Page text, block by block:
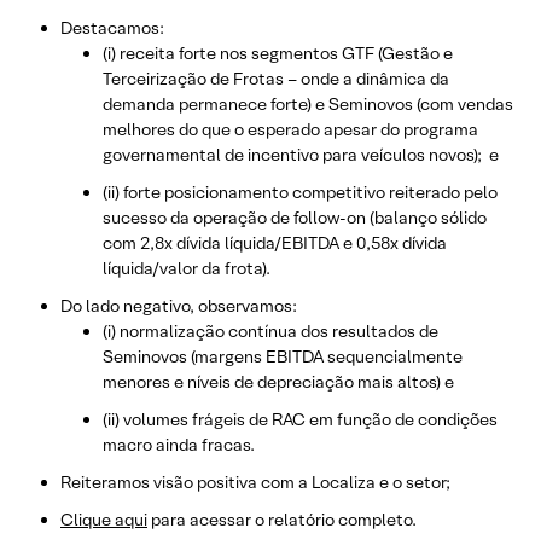
Destacamos:
(i) receita forte nos segmentos GTF (Gestão e
Terceirização de Frotas – onde a dinâmica da
demanda permanece forte) e Seminovos (com vendas
melhores do que o esperado apesar do programa
governamental de incentivo para veículos novos); e
(ii) forte posicionamento competitivo reiterado pelo
sucesso da operação de follow-on (balanço sólido
com 2,8x dívida líquida/EBITDA e 0,58x dívida
líquida/valor da frota).
Do lado negativo, observamos:
(i) normalização contínua dos resultados de
Seminovos (margens EBITDA sequencialmente
menores e níveis de depreciação mais altos) e
(ii) volumes frágeis de RAC em função de condições
macro ainda fracas.
Reiteramos visão positiva com a Localiza e o setor;
Clique aqui para acessar o relatório completo.